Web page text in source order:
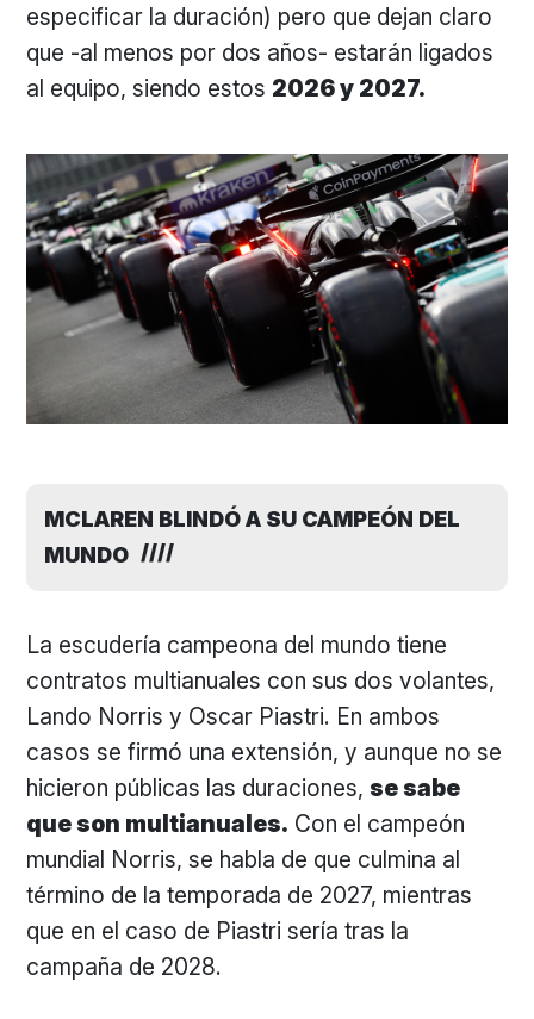
especificar la duración) pero que dejan claro
que -al menos por dos años- estarán ligados
al equipo, siendo estos 2026 y 2027.
MCLAREN BLINDÓ A SU CAMPEÓN DEL
MUNDO
La escudería campeona del mundo tiene
contratos multianuales con sus dos volantes,
Lando Norris y Oscar Piastri. En ambos
casos se firmó una extensión, y aunque no se
hicieron públicas las duraciones,se sabe
que son multianuales. Con el campeón
mundial Norris, se habla de que culmina al
término de la temporada de 2027, mientras
que en el caso de Piastri sería tras la
campaña de 2028.